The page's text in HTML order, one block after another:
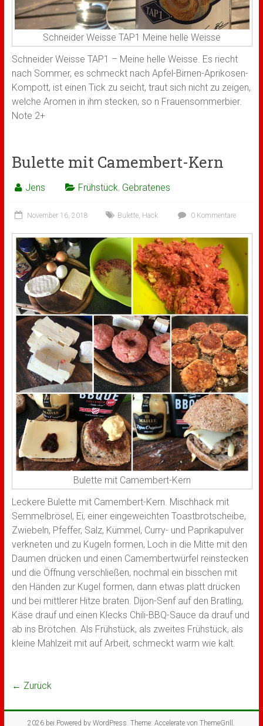
Schneider Weisse TAP1 Meine helle Weisse
Schneider Weisse TAP1 – Meine helle Weisse. Es riecht
nach Sommer, es schmeckt nach Apfel-Birnen-Aprikosen-
Kompott, ist einen Tick zu seicht, traut sich nicht zu zeigen,
welche Aromen in ihm stecken, so n Frauensommerbier.
Note 2+
Bulette mit Camembert-Kern
Jens Frühstück, Gebratenes
November 16, 2018 Bulette, Hack 0 Kommentare
Bulette mit Camembert-Kern
Leckere Bulette mit Camembert-Kern. Mischhack mit
Semmelbrösel, Ei, einer eingeweichten Toastbrotscheibe,
Zwiebeln, Pfeffer, Salz, Kümmel, Curry- und Paprikapulver
verkneten und zu Kugeln formen, Loch in die Mitte mit den
Daumen drücken und einen Camembertwürfel reinstecken
und die Öffnung verschließen, nochmal ein bisschen mit
den Händen zur Kugel formen, dann etwas platt drücken
und bei mittlerer Hitze braten. Dijon-Senf auf den Bratling,
Käse drauf und einen Klecks Chili-BBQ-Sauce da drauf und
ab ins Brötchen. Als Frühstück, als zweites Frühstück, als
kleine Mahlzeit mit auf Arbeit, schmeckt warm wie kalt.
← Zurück
2026 bei Powered byWordPress . Theme: Accelerate vonThemeGrill